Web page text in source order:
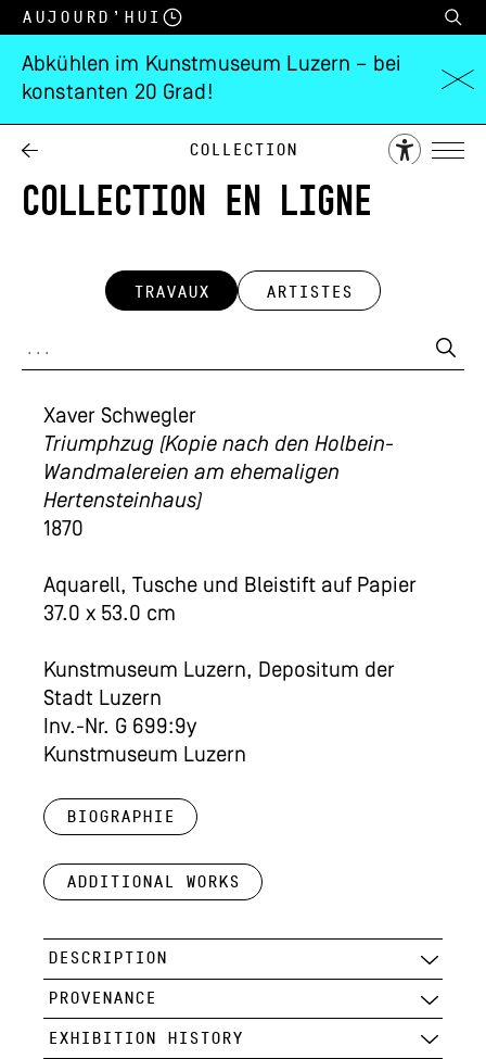
Aujourd’hui
Abkühlen im Kunstmuseum Luzern – bei
konstanten 20 Grad!
Collection
COLLECTION EN LIGNE
TRAVAUX ARTISTES
Xaver Schwegler
Triumphzug (Kopie nach den Holbein-
Wandmalereien am ehemaligen
Hertensteinhaus)
1870
Aquarell, Tusche und Bleistift auf Papier
37.0 x 53.0 cm
Kunstmuseum Luzern, Depositum der
Stadt Luzern
Inv.-Nr. G 699:9y
Kunstmuseum Luzern
Biographie
Additional works
DESCRIPTION
PROVENANCE
EXHIBITION HISTORY